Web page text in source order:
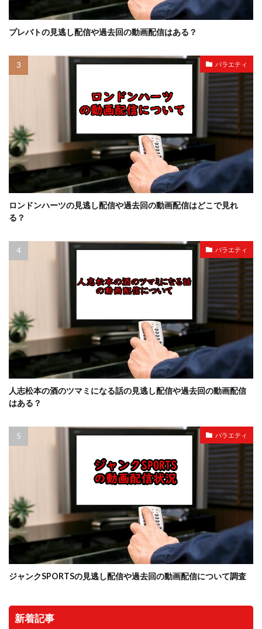
プレバトの見逃し配信や過去回の動画配信はある？
バラエティ
ロンドンハーツの見逃し配信や過去回の動画配信はどこで見れ
る？
バラエティ
人志松本の酒のツマミになる話の見逃し配信や過去回の動画配信
はある？
バラエティ
ジャンクSPORTSの見逃し配信や過去回の動画配信について調査
新着記事